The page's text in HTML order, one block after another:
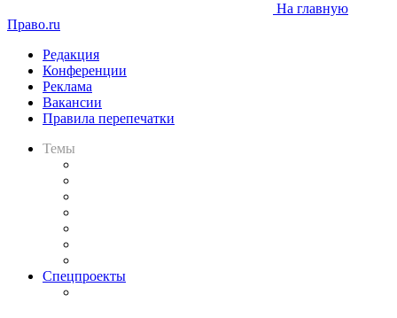
На главную
Право.ru
Редакция
Конференции
Реклама
Вакансии
Правила перепечатки
Темы
Спецпроекты